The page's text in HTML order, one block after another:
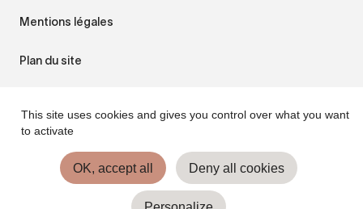
Mentions légales
Plan du site
Gestion des cookies
This site uses cookies and gives you control over what you want
to activate
OK, accept all Deny all cookies